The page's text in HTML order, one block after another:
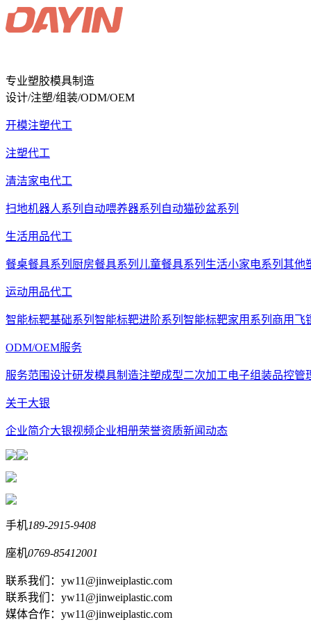
专业塑胶模具制造
设计/注塑/组装/ODM/OEM
开模注塑代工
注塑代工
清洁家电代工
扫地机器人系列 自动喂养器系列 自动猫砂盆系列
生活用品代工
餐桌餐具系列 厨房餐具系列 儿童餐具系列 生活小家电系列 其他
运动用品代工
智能标靶基础系列 智能标靶进阶系列 智能标靶家用系列 商用飞
ODM/OEM服务
服务范围设计研发模具制造注塑成型二次加工电子组装品控管
关于大银
企业简介大银视频企业相册荣誉资质新闻动态
手机189-2915-9408
座机0769-85412001
联系我们：yw11@jinweiplastic.com
联系我们：yw11@jinweiplastic.com
媒体合作：yw11@jinweiplastic.com